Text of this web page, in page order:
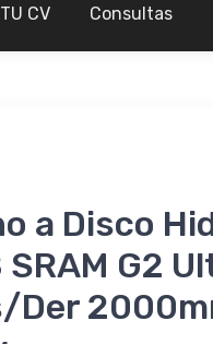
CV Consultas
a Disco
SRAM G2
Der